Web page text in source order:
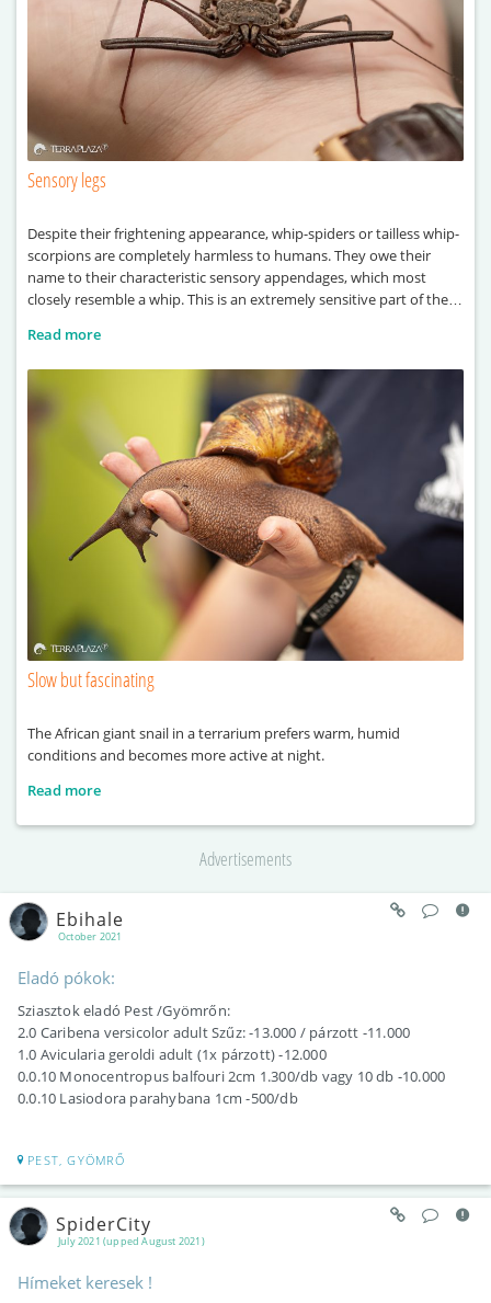
Sensory legs
Despite their frightening appearance, whip-spiders or tailless whip-
scorpions are completely harmless to humans. They owe their
name to their characteristic sensory appendages, which most
closely resemble a whip. This is an extremely sensitive part of their
environment, their prey, and even for recognising one another.
Read more
Slow but fascinating
The African giant snail in a terrarium prefers warm, humid
conditions and becomes more active at night.
Read more
Advertisements
October 2021
Ebihale
Eladó pókok:
Sziasztok eladó Pest /Gyömrőn:
2.0 Caribena versicolor adult Szűz: -13.000 / párzott -11.000
1.0 Avicularia geroldi adult (1x párzott) -12.000
0.0.10 Monocentropus balfouri 2cm 1.300/db vagy 10 db -10.000
0.0.10 Lasiodora parahybana 1cm -500/db
PEST, GYÖMRŐ
July 2021 (upped August 2021)
SpiderCity
Hímeket keresek !